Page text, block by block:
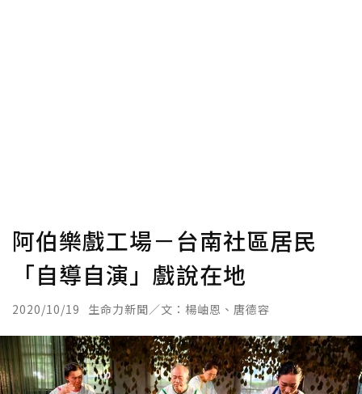
阿伯樂戲工場－台南社區居民
「自導自演」戲說在地
2020/10/19 生命力新聞／文：楊岫恩、唐德容